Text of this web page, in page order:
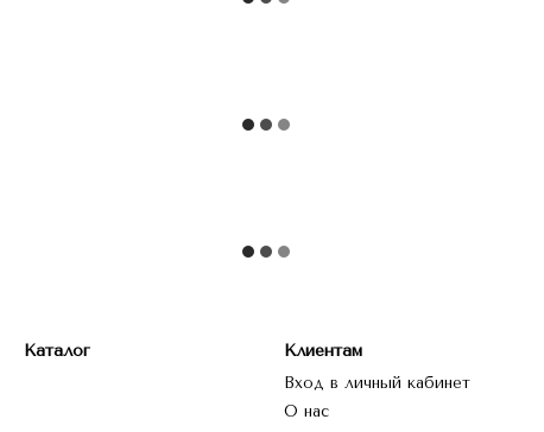
Каталог Клиентам
Вход в личный кабинет
О нас